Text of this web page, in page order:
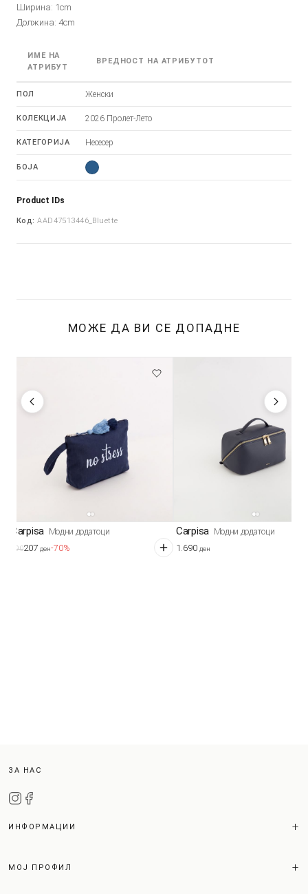
Ширина: 1cm
Должина: 4cm
ИМЕ НА
АТРИБУТ
ВРЕДНОСТ НА АТРИБУТОТ
ПОЛ Женски
КОЛЕКЦИЈА 2026 Пролет-Лето
КАТЕГОРИЈА Несесер
БОЈА
Product IDs
Код: AAD47513446_Bluette
МОЖЕ ДА ВИ СЕ ДОПАДНЕ
Carpisa Модни додатоци
690207 ден-70%
Carpisa Модни додатоци
1.690 ден
ЗА НАС
ИНФОРМАЦИИ
МОЈ ПРОФИЛ